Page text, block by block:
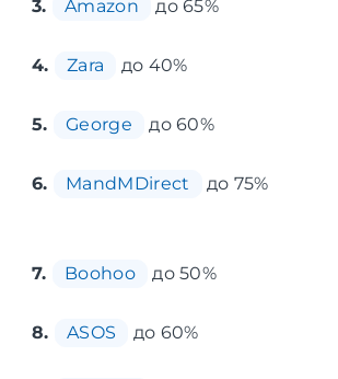
3. Amazon до 65%
4. Zara до 40%
5. George до 60%
6. MandMDirect до 75%
7. Boohoo до 50%
8. ASOS до 60%